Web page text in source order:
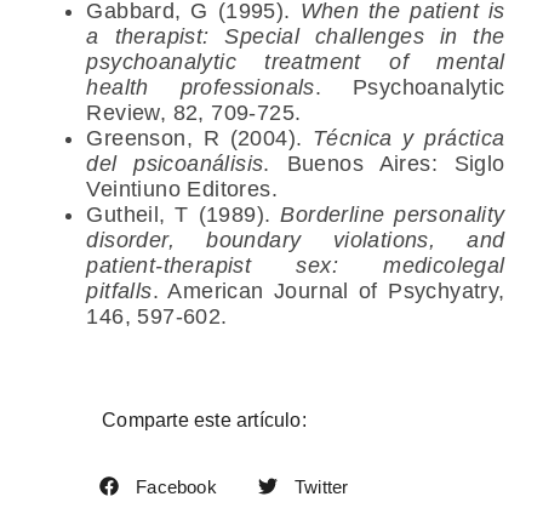
Gabbard, G (1995). When the patient is
a therapist: Special challenges in the
psychoanalytic treatment of mental
health professionals. Psychoanalytic
Review, 82, 709-725.
Greenson, R (2004). Técnica y práctica
del psicoanálisis. Buenos Aires: Siglo
Veintiuno Editores.
Gutheil, T (1989).Borderline personality
disorder, boundary violations, and
patient-therapist sex: medicolegal
pitfalls. American Journal of Psychyatry,
146, 597-602.
Comparte este artículo:
Facebook
Twitter